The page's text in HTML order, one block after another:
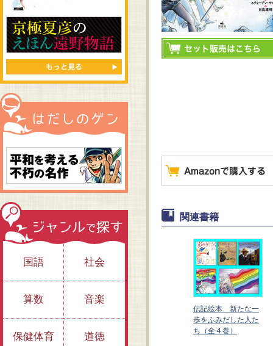
関連書籍
ジェームズ、わたし
を撮って！ ハーレ
炎をきりさく風にな
伝記絵本 新たな一
歩をふみだした人た
ち（全４巻）
国語 社会
算数 音楽
保健体育 道徳